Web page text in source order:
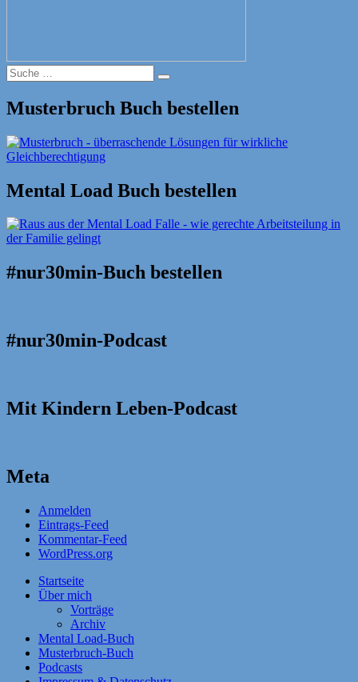
Suche
nach:
Suche
Musterbruch Buch bestellen
Mental Load Buch bestellen
#nur30min-Buch bestellen
#nur30min-Podcast
Mit Kindern Leben-Podcast
Meta
Anmelden
Eintrags-Feed
Kommentar-Feed
WordPress.org
Startseite
Über mich
Vorträge
Archiv
Mental Load-Buch
Musterbruch-Buch
Podcasts